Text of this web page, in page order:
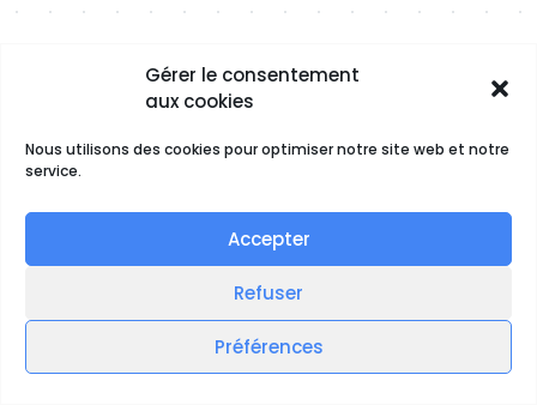
Gérer le consentement
aux cookies
Nous utilisons des cookies pour optimiser notre site web et notre
service.
Accepter
Refuser
Préférences